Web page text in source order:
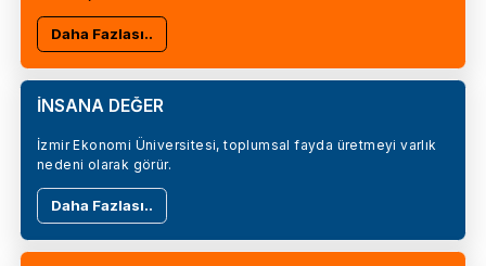
Daha Fazlası..
İNSANA DEĞER
İzmir Ekonomi Üniversitesi, toplumsal fayda üretmeyi varlık
nedeni olarak görür.
Daha Fazlası..